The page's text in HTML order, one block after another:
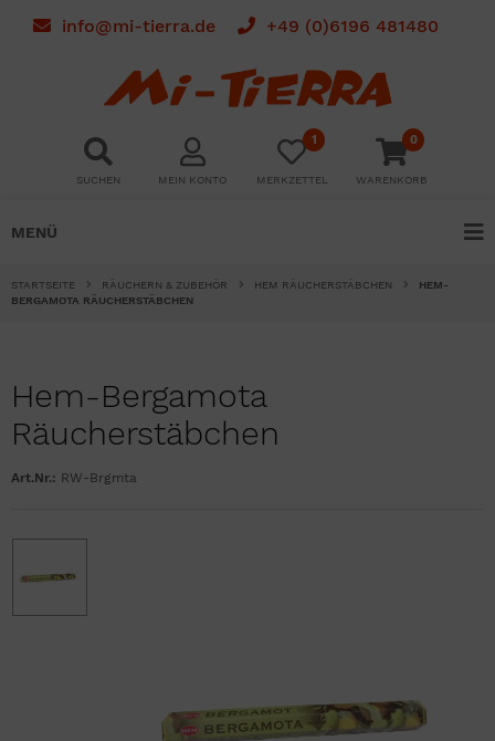
info@mi-tierra.de +49 (0)6196 481480
SUCHEN MEIN KONTO
1
MERKZETTEL
0
WARENKORB
MENÜ
STARTSEITE RÄUCHERN & ZUBEHÖR HEM RÄUCHERSTÄBCHEN
HEM-
BERGAMOTA RÄUCHERSTÄBCHEN
Hem-Bergamota
Räucherstäbchen
Art.Nr.: RW-Brgmta